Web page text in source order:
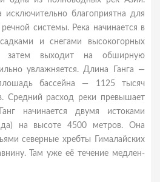
исключительно благоприятна для
системы. Река начинается в
и снегами высокогорных
затем выходит на обширную
увлажняется. Длина Ганга —
бассейна — 1125 тысяч
Средний расход реки превышает
начи­нается двумя истоками
на высоте 4500 метров. Она
северные хребты Гималайских
Там уже её течение медлен­